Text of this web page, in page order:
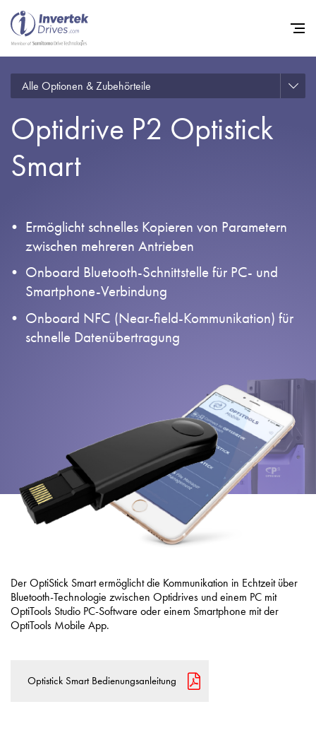
Alle Optionen & Zubehörteile
Optidrive P2 Optistick
Smart
Ermöglicht schnelles Kopieren von Parametern
zwischen mehreren Antrieben
Onboard Bluetooth-Schnittstelle für PC- und
Smartphone-Verbindung
Onboard NFC (Near-field-Kommunikation) für
schnelle Datenübertragung
Der OptiStick Smart ermöglicht die Kommunikation in Echtzeit über
Bluetooth-Technologie zwischen Optidrives und einem PC mit
OptiTools Studio PC-Software oder einem Smartphone mit der
OptiTools Mobile App.
Optistick Smart Bedienungsanleitung
Startseite
Frequenzumrichter
Karriere
Unternehmen
Datenschutzrichtlinie
Einloggen